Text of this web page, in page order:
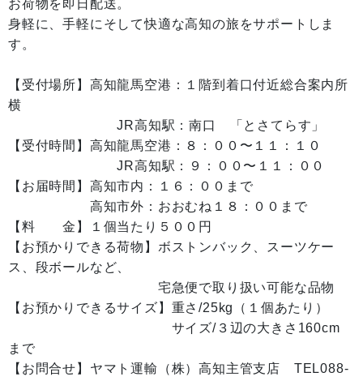
お荷物を即日配送。
身軽に、手軽にそして快適な高知の旅をサポートしま
す。
【受付場所】高知龍馬空港：１階到着口付近総合案内所
横
JR高知駅：南口 「とさてらす」
【受付時間】高知龍馬空港：８：００〜１１：１０
JR高知駅：９：００〜１１：００
【お届時間】高知市内：１６：００まで
高知市外：おおむね１８：００まで
【料 金】１個当たり５００円
【お預かりできる荷物】ボストンバック、スーツケー
ス、段ボールなど、
宅急便で取り扱い可能な品物
【お預かりできるサイズ】重さ/25kg（１個あたり）
サイズ/３辺の大きさ160cm
まで
【お問合せ】ヤマト運輸（株）高知主管支店 TEL088-